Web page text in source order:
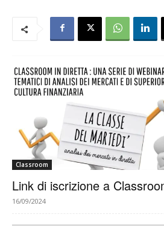
Classroom
Link di iscrizione a
16/09/2024